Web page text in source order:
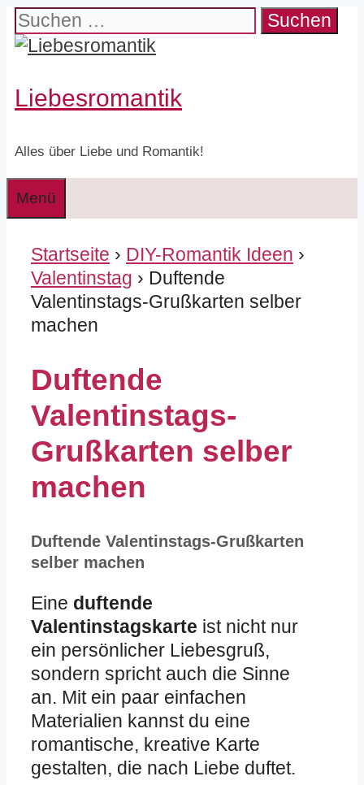
Zum
Inhalt
Suchen
nach:
Liebesromantik
Alles über Liebe und Romantik!
Menü
Startseite › DIY-Romantik Ideen ›
Valentinstag › Duftende
Valentinstags-Grußkarten selber
machen
Duftende
Valentinstags-
Grußkarten selber
machen
Duftende Valentinstags-Grußkarten
selber machen
Eine duftende
Valentinstagskarte ist nicht nur
ein persönlicher Liebesgruß,
sondern spricht auch die Sinne
an. Mit ein paar einfachen
Materialien kannst du eine
romantische, kreative Karte
gestalten, die nach Liebe duftet.